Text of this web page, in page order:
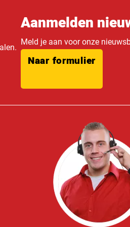
Aanmelden
Meld je aan voor onze
Naar formulier